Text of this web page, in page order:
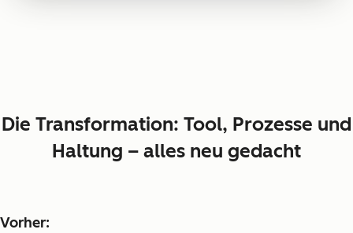
Die Transformation: Tool, Prozesse und
Haltung – alles neu gedacht
Vorher: